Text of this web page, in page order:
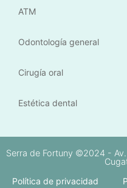
ATM
Odontología general
Cirugía oral
Estética dental
Serra de Fortuny ©2024 -
Política de privacidad